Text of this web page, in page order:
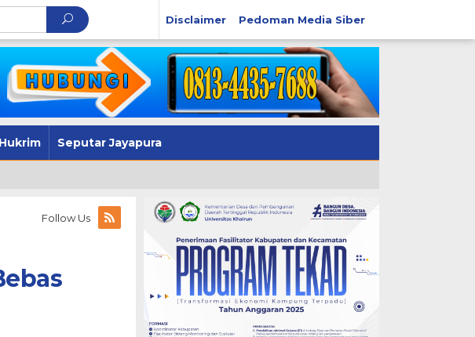
Disclaimer Pedoman Media Siber
Hukrim Seputar Jayapura
Follow Us